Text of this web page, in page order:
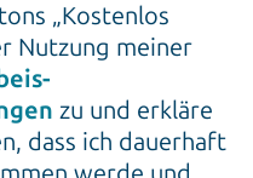
„Kostenlos
Nutzung meiner
zu und erkläre
dass ich dauerhaft